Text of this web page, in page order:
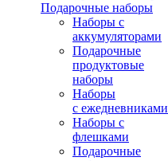
Подарочные наборы
Наборы с
аккумуляторами
Подарочные
продуктовые
наборы
Наборы
с ежедневниками
Наборы с
флешками
Подарочные